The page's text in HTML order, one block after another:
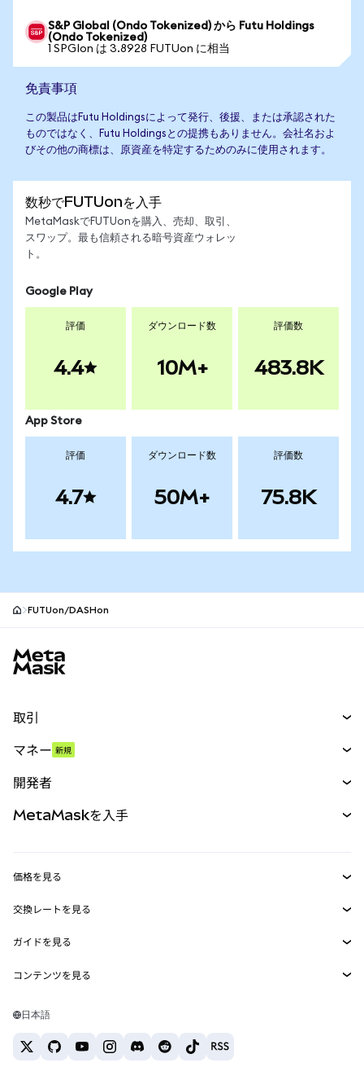
S&P Global (Ondo Tokenized) から Futu Holdings
(Ondo Tokenized)
1 SPGIon は 3.8928 FUTUon に相当
免責事項
この製品はFutu Holdingsによって発行、後援、または承認された
ものではなく、Futu Holdingsとの提携もありません。会社名およ
びその他の商標は、原資産を特定するためのみに使用されます。
数秒でFUTUonを入手
MetaMaskでFUTUonを購入、売却、取引、
スワップ。最も信頼される暗号資産ウォレッ
ト。
Google Play
評価
4.4
ダウンロード数
10M+
評価数
483.8K
App Store
評価
4.7
ダウンロード数
50M+
評価数
75.8K
FUTUon/DASHon
取引
パーペチュアル
RWA
マネー 新規
開発者
MetaMask Connect
Snaps
Web3サービス
MetaMaskを入手
セキュリティ
サポート
キャリア
お問い合わせ
価格を見る
イーサリアムの価格
Solanaの価格
Tetherの価格
交換レートを見る
ETH→USD
USDT→INR
BTC→INR
ETH→USDT
ガイドを見る
ETHの購入
USDTの購入
コンテンツを見る
Solanaウォレット
日本語